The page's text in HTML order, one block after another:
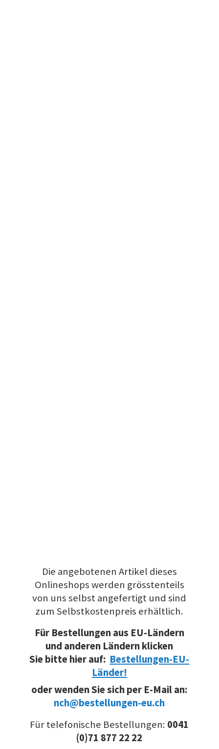
Die angebotenen Artikel dieses
Onlineshops werden grösstenteils
von uns selbst angefertigt und sind
zum Selbstkostenpreis erhältlich.
Für Bestellungen aus EU-Ländern
und anderen Ländern klicken
Sie bitte hier auf: Bestellungen-EU-
Länder!
oder wenden Sie sich per E-Mail an:
nch@bestellungen-eu.ch
Für telefonische Bestellungen: 0041
(0)71 877 22 22